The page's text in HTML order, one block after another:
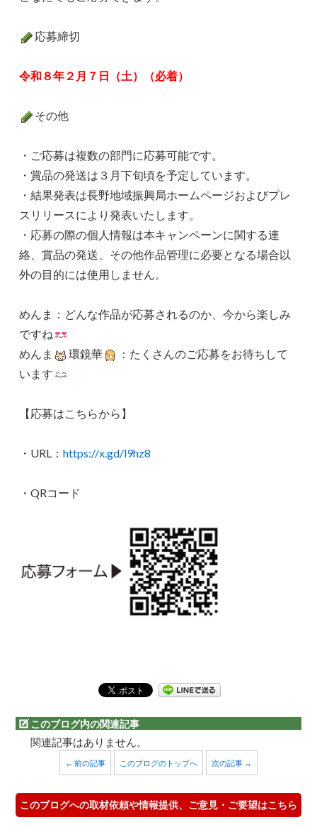
応募締切
令和８年２月７日（土）（必着）
その他
・ご応募は複数の部門に応募可能です。
・賞品の発送は３月下旬頃を予定しています。
・結果発表は長野地域振興局ホームページおよびプレ
スリリースにより発表いたします。
・応募の際の個人情報は本キャンペーンに関する連
絡、賞品の発送、その他作品管理に必要となる場合以
外の目的には使用しません。
めんま：どんな作品が応募されるのか、今から楽しみ
ですね
めんま
環鏡華
：たくさんのご応募をお待ちして
います
【応募はこちらから】
・URL：https://x.gd/l9hz8
・QRコード
このブログ内の関連記事
関連記事はありません。
← 前の記事 このブログのトップへ 次の記事 →
このブログへの取材依頼や情報提供、ご意見・ご要望はこちら